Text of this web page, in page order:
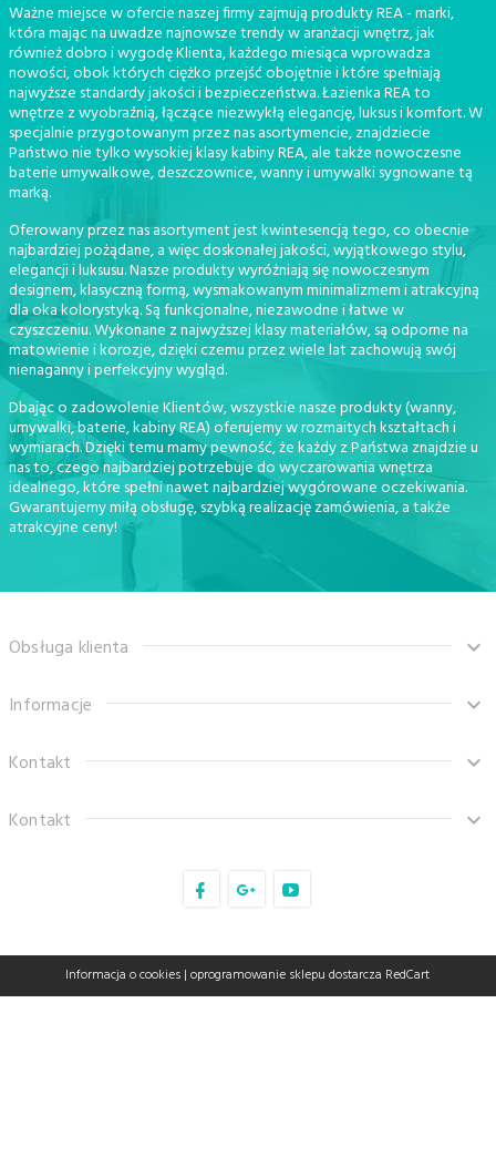
Ważne miejsce w ofercie naszej firmy zajmują produkty REA - marki,
która mając na uwadze najnowsze trendy w aranżacji wnętrz, jak
również dobro i wygodę Klienta, każdego miesiąca wprowadza
nowości, obok których ciężko przejść obojętnie i które spełniają
najwyższe standardy jakości i bezpieczeństwa. Łazienka REA to
wnętrze z wyobraźnią, łączące niezwykłą elegancję, luksus i komfort. W
specjalnie przygotowanym przez nas asortymencie, znajdziecie
Państwo nie tylko wysokiej klasy kabiny REA, ale także nowoczesne
baterie umywalkowe, deszczownice, wanny i umywalki sygnowane tą
marką.
Oferowany przez nas asortyment jest kwintesencją tego, co obecnie
najbardziej pożądane, a więc doskonałej jakości, wyjątkowego stylu,
elegancji i luksusu. Nasze produkty wyróżniają się nowoczesnym
designem, klasyczną formą, wysmakowanym minimalizmem i atrakcyjną
dla oka kolorystyką. Są funkcjonalne, niezawodne i łatwe w
czyszczeniu. Wykonane z najwyższej klasy materiałów, są odporne na
matowienie i korozje, dzięki czemu przez wiele lat zachowują swój
nienaganny i perfekcyjny wygląd.
Dbając o zadowolenie Klientów, wszystkie nasze produkty (wanny,
umywalki, baterie, kabiny REA) oferujemy w rozmaitych kształtach i
wymiarach. Dzięki temu mamy pewność, że każdy z Państwa znajdzie u
nas to, czego najbardziej potrzebuje do wyczarowania wnętrza
idealnego, które spełni nawet najbardziej wygórowane oczekiwania.
Gwarantujemy miłą obsługę, szybką realizację zamówienia, a także
atrakcyjne ceny!
Obsługa klienta
Informacje
Kontakt
Kontakt
sklep@tanaro.pl
Informacja o cookies |oprogramowanie sklepu dostarcza RedCart